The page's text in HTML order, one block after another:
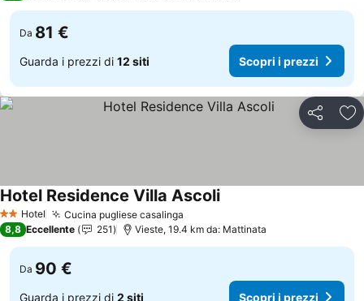
Da 81 €
Guarda i prezzi di 12 siti Scopri i prezzi
Condividi
2 StelleHotel Cucina pugliese casalinga
Hotel Residence Villa AscoliScopri i prezzi
8,8 Eccellente 251 Vieste, 19.4 km da: Mattinata
Da 90 €
Guarda i prezzi di 2 siti Scopri i prezzi